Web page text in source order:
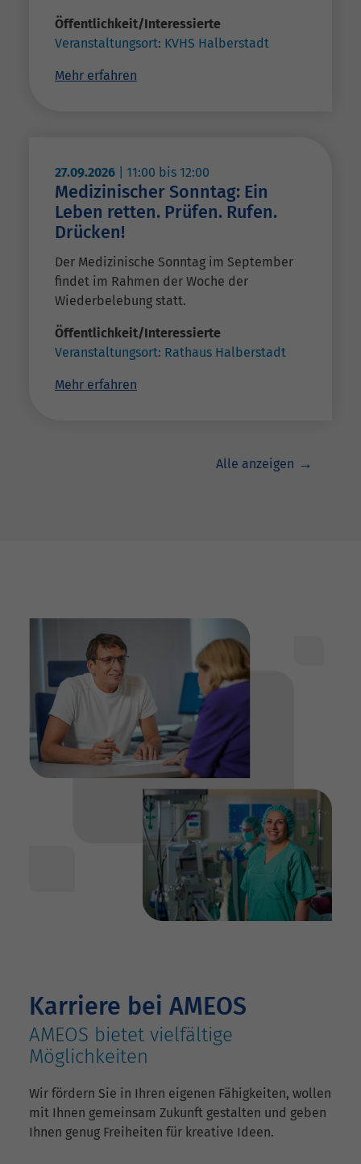
Öffentlichkeit/Interessierte
Veranstaltungsort: KVHS Halberstadt
Mehr erfahren
27.09.2026 11:00 bis 12:00
Medizinischer Sonntag: Ein
Leben retten. Prüfen. Rufen.
Drücken!
Der Medizinische Sonntag im September
findet im Rahmen der Woche der
Wiederbelebung statt.
Öffentlichkeit/Interessierte
Veranstaltungsort: Rathaus Halberstadt
Mehr erfahren
Alle anzeigen
Karriere bei AMEOS
AMEOS bietet vielfältige
Möglichkeiten
Wir fördern Sie in Ihren eigenen Fähigkeiten, wollen
mit Ihnen gemeinsam Zukunft gestalten und geben
Ihnen genug Freiheiten für kreative Ideen.